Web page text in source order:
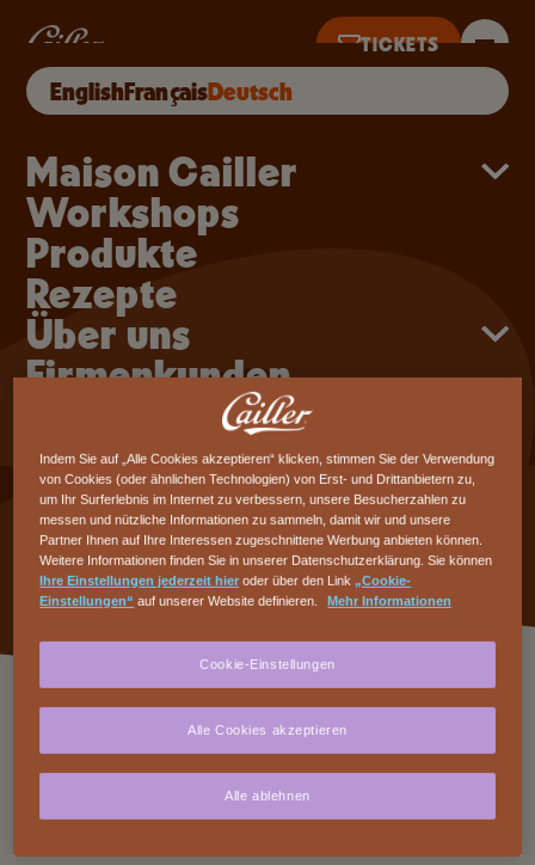
HÄUFIG GESTELLTE
EnglishFrançaisDeutsch
Maison Cailler
Workshops
Produkte
Rezepte
Über uns
Firmenkunden
TICKETS
10–18 UHR · LETZTER TICKETVERKAUF 17 UHR
Häufig gestellte
Fragen
Haben Sie Fragen zur Maison Cailler oder zu
Ihrer Bestellung? Benötigen Sie Hilfe, um einen
Workshop zu buchen? Wir haben die Antworten
zu den häufigsten Fragen aufgelistet, so dass Sie
schnell die gesuchte Antwort finden.
MAISON CAILLER
Indem Sie auf „Alle Cookies akzeptieren“ klicken, stimmen Sie der Verwendung
von Cookies (oder ähnlichen Technologien) von Erst- und Drittanbietern zu,
um Ihr Surferlebnis im Internet zu verbessern, unsere Besucherzahlen zu
messen und nützliche Informationen zu sammeln, damit wir und unsere
Partner Ihnen auf Ihre Interessen zugeschnittene Werbung anbieten können.
Weitere Informationen finden Sie in unserer Datenschutzerklärung. Sie können
Ihre Einstellungen jederzeit hieroder über den Link„Cookie-
Einstellungen“ auf unserer Website definieren. Mehr Informationen
Cookie-Einstellungen
Alle ablehnen
Alle Cookies akzeptieren